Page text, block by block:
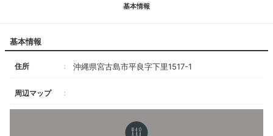
基本情報
基本情報
住所 沖縄県宮古島市平良字下里1517-1
周辺マップ